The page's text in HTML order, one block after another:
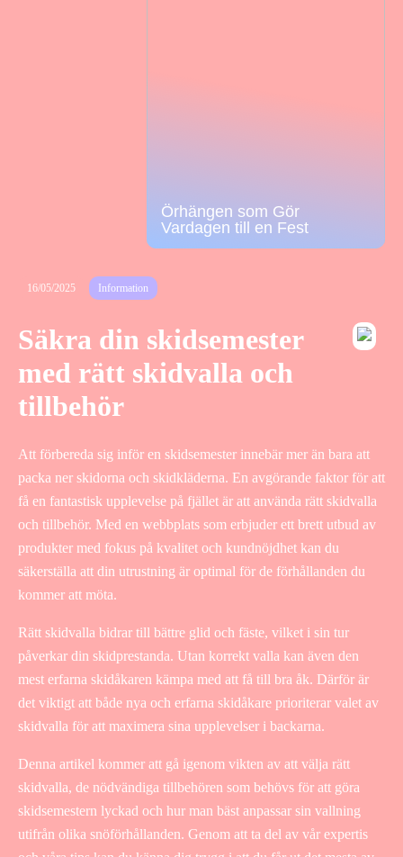
Örhängen som Gör
Vardagen till en Fest
16/05/2025 Information
Säkra din skidsemester
med rätt skidvalla och
tillbehör
Att förbereda sig inför en skidsemester innebär mer än bara att
packa ner skidorna och skidkläderna. En avgörande faktor för att
få en fantastisk upplevelse på fjället är att använda rätt skidvalla
och tillbehör. Med en webbplats som erbjuder ett brett utbud av
produkter med fokus på kvalitet och kundnöjdhet kan du
säkerställa att din utrustning är optimal för de förhållanden du
kommer att möta.
Rätt skidvalla bidrar till bättre glid och fäste, vilket i sin tur
påverkar din skidprestanda. Utan korrekt valla kan även den
mest erfarna skidåkaren kämpa med att få till bra åk. Därför är
det viktigt att både nya och erfarna skidåkare prioriterar valet av
skidvalla för att maximera sina upplevelser i backarna.
Denna artikel kommer att gå igenom vikten av att välja rätt
skidvalla, de nödvändiga tillbehören som behövs för att göra
skidsemestern lyckad och hur man bäst anpassar sin vallning
utifrån olika snöförhållanden. Genom att ta del av vår expertis